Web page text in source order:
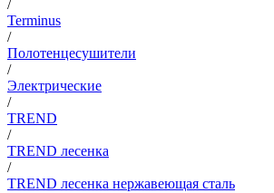
/
Terminus
/
Полотенцесушители
/
Электрические
/
TREND
/
TREND лесенка
/
TREND лесенка нержавеющая сталь